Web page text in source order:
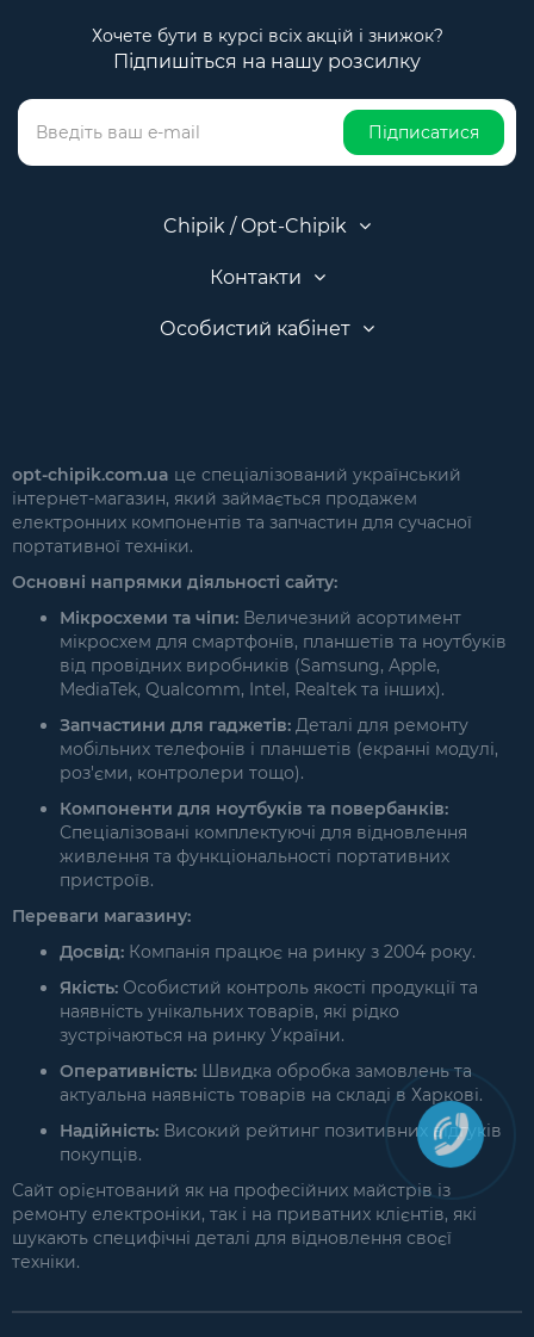
Хочете бути в курсі всіх акцій і знижок?
Підпишіться на нашу розсилку
Підписатися
Chipik / Opt-Chipik
Контакти
Особистий кабінет
opt-chipik.com.ua це спеціалізований український
інтернет-магазин, який займається продажем
електронних компонентів та запчастин для сучасної
портативної техніки.
Основні напрямки діяльності сайту:
Мікросхеми та чіпи: Величезний асортимент
мікросхем для смартфонів, планшетів та ноутбуків
від провідних виробників (Samsung, Apple,
MediaTek, Qualcomm, Intel, Realtek та інших).
Запчастини для гаджетів: Деталі для ремонту
мобільних телефонів і планшетів (екранні модулі,
роз'єми, контролери тощо).
Компоненти для ноутбуків та повербанків:
Спеціалізовані комплектуючі для відновлення
живлення та функціональності портативних
пристроїв.
Переваги магазину:
Досвід: Компанія працює на ринку з 2004 року.
Якість: Особистий контроль якості продукції та
наявність унікальних товарів, які рідко
зустрічаються на ринку України.
Оперативність: Швидка обробка замовлень та
актуальна наявність товарів на складі в Харкові.
Надійність: Високий рейтинг позитивних відгуків
покупців.
Сайт орієнтований як на професійних майстрів із
ремонту електроніки, так і на приватних клієнтів, які
шукають специфічні деталі для відновлення своєї
техніки.